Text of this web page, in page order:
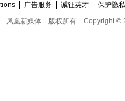
广告服务 诚征英才
保护隐
凤凰新媒体
版权所有 Copyright ©